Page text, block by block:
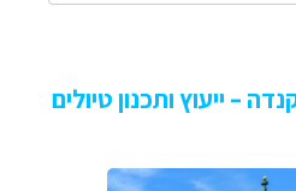
– ייעוץ ותכנון טיולים